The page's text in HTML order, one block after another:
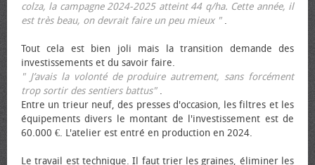
colza, la campagne 2024-2025 atteint 44 q/ha. Cette année, il
est très beau, on devrait faire un peu mieux ".
Tout cela est bien joli mais la transition demande des
investissements et du savoir faire.
" J’avais la volonté de produire autrement, sans forcément
trop sortir des sentiers battus".
Entre un trieur neuf, des presses d'occasion, les filtres et les
équipements divers le montant de l'investissement est de
60.000 €. L'atelier est entré en production en 2024.
Le travail est technique. Il faut trier les graines, éliminer les